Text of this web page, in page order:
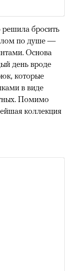
бросить
по душе —
Основа
день вроде
которые
в виде
Помимо
коллекция